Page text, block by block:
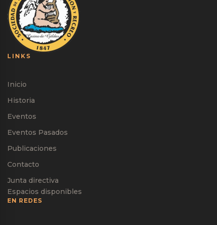
LINKS
Inicio
Historia
Eventos
Eventos Pasados
Publicaciones
Contacto
Junta directiva
Espacios disponibles
EN REDES